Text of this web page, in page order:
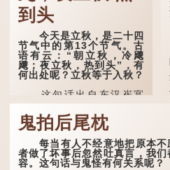
诗的前两句写的是：这
一天早安，天上的“流
火”（指大火星，象征暑
气）开始消退，凉爽的秋风
（商飙，即西风）已经悄然
吹起。后两句，便是全诗的
灵魂...
到头
今天是立秋，是二十四
节气中的第13个节气。古
语有云：“朝立秋，冷飕
飕；夜立秋，热到头”，有
何出处呢？立秋等于入秋？
这句话出自东汉崔寔
《四民月令》：“朝立秋，
冷飕飕；夜立秋，热到
头”。到了清代，顾禄在
《清嘉录》里记录苏州风俗
时，也引用了这句谚语。不
过当地百姓的口头说法
是“朝立秋，渹飕飕；夜立
鬼拍后尾枕
每当有人不经意地把原本不
者做了坏事后忽然吐真言，我
容。这句话与鬼怪有何关系呢？